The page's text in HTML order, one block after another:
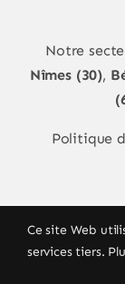
Notre
Nîmes (30),
Politique
Ce site Web
services tiers.